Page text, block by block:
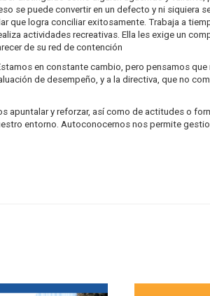
se puede convertir en un defecto y ni siquiera
que logra conciliar exitosamente. Trabaja a
actividades recreativas. Ella les exige un
de su red de contención
en constante cambio, pero pensamos
de desempeño, y a la directiva, que no
y reforzar, así como de actitudes o
entorno. Autoconocernos nos permite